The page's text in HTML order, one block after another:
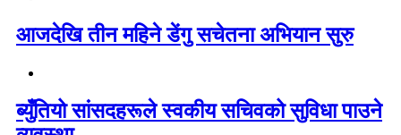
आजदेखि तीन महिने डेंगु सचेतना अभियान सुरु
ब्युँतियो सांसदहरूले स्वकीय सचिवको सुविधा पाउने